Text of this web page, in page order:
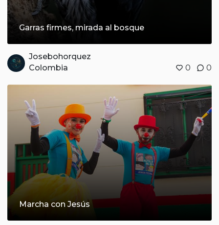
Garras firmes, mirada al bosque
Josebohorquez
Colombia
0 0
Marcha con Jesús